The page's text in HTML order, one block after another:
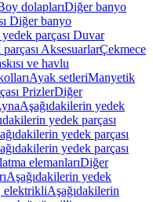
dolaplarıDiğer banyo
Diğer banyo
parçası Duvar
AksesuarlarÇekmece
ve havlu
Ayak setleriManyetik
PrizlerDiğer
Aşağıdakilerin yedek
yedek parçası
yedek parçası
yedek parçası
elemanlarıDiğer
Aşağıdakilerin yedek
elektrikliAşağıdakilerin